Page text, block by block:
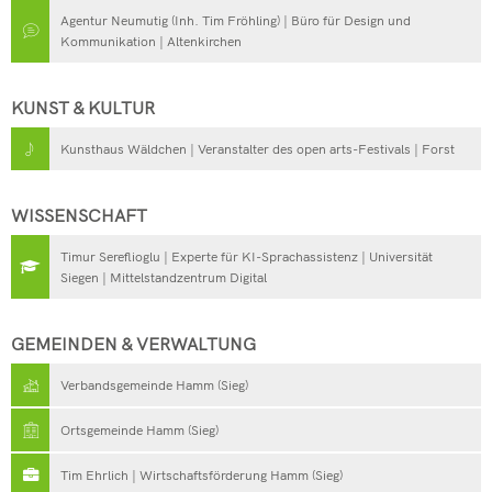
Agentur Neumutig (Inh. Tim Fröhling) | Büro für Design und
Kommunikation | Altenkirchen
KUNST & KULTUR
Kunsthaus Wäldchen | Veranstalter des open arts-Festivals | Forst
WISSENSCHAFT
Timur Sereflioglu | Experte für KI-Sprachassistenz | Universität
Siegen | Mittelstandzentrum Digital
GEMEINDEN & VERWALTUNG
Verbandsgemeinde Hamm (Sieg)
Ortsgemeinde Hamm (Sieg)
Tim Ehrlich | Wirtschaftsförderung Hamm (Sieg)